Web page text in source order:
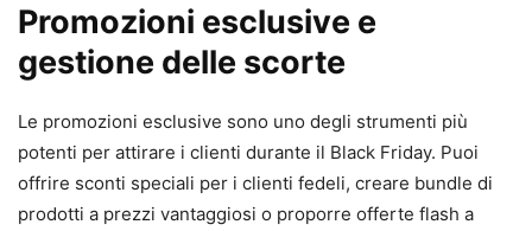
Promozioni esclusive e
gestione delle scorte
Le promozioni esclusive sono uno degli strumenti più
potenti per attirare i clienti durante il Black Friday. Puoi
offrire sconti speciali per i clienti fedeli, creare bundle di
prodotti a prezzi vantaggiosi o proporre offerte flash a